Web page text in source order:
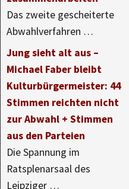
Das zweite gescheiterte
Abwahlverfahren …
Jung sieht alt aus –
Michael Faber bleibt
Kulturbürgermeister: 44
Stimmen reichten nicht
zur Abwahl + Stimmen
aus den Parteien
Die Spannung im
Ratsplenarsaal des
Leipziger …